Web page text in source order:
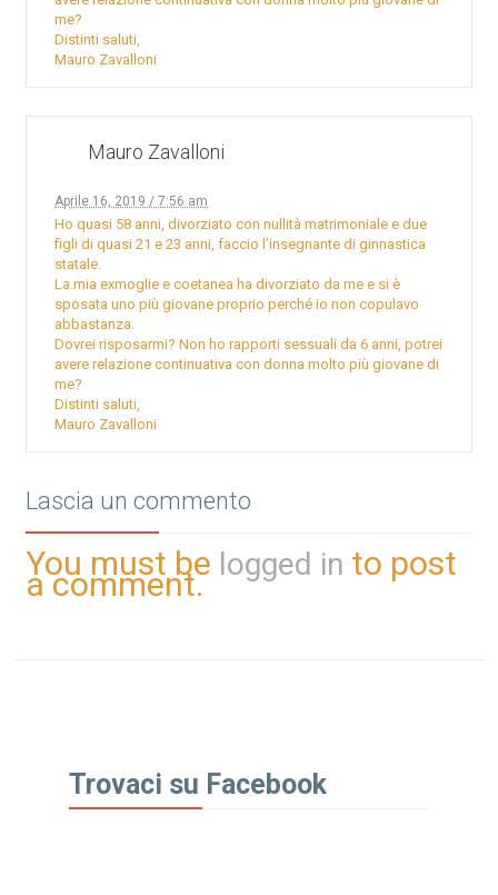
me?
Distinti saluti,
Mauro Zavalloni
Mauro Zavalloni
Aprile 16, 2019 / 7:56 am
Ho quasi 58 anni, divorziato con nullità matrimoniale e due
figli di quasi 21 e 23 anni, faccio l’insegnante di ginnastica
statale.
La.mia exmoglie e coetanea ha divorziato da me e si è
sposata uno più giovane proprio perché io non copulavo
abbastanza.
Dovrei risposarmi? Non ho rapporti sessuali da 6 anni, potrei
avere relazione continuativa con donna molto più giovane di
me?
Distinti saluti,
Mauro Zavalloni
Lascia un commento
You must be logged in to post
a comment.
Trovaci su Facebook